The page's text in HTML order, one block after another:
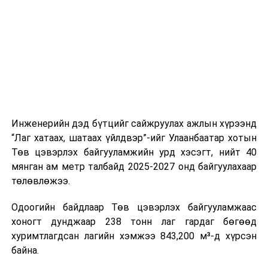
өдөр тутмын ажлын бэлэн байдлыг хангах зэрэг
практик ур чадварыг сургалтын хөтөлбөрт тусгажээ.
Сургалтыг танилцуулах лекц, асуулт-хариулт,
жишээнд суурилсан сургалт, багаар ажиллах дасгал,
танилцах, онцгой нөхцөлд ажиллах дадлага зэрэг
онол, практик хосолсон хэлбэрээр зохион байгуулж
байна.
Инженерийн дэд бүтцийг сайжруулах ажлын хүрээнд
“Лаг хатаах, шатаах үйлдвэр”-ийг Улаанбаатар хотын
Төв цэвэрлэх байгууламжийн урд хэсэгт, нийт 40
мянган ам метр талбайд 2025-2027 онд байгуулахаар
төлөвлөжээ.
Одоогийн байдлаар Төв цэвэрлэх байгууламжаас
хоногт дунджаар 238 тонн лаг гардаг бөгөөд
хуримтлагдсан лагийн хэмжээ 843,200 м³-д хүрсэн
байна.